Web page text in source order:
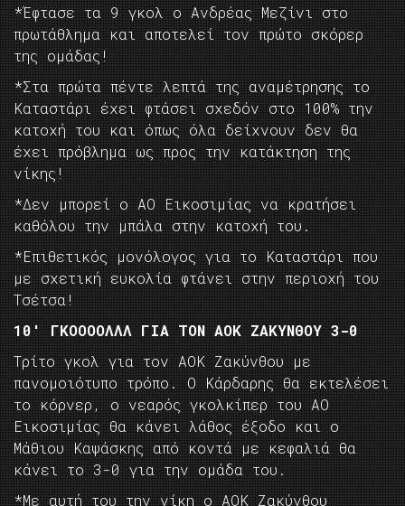
*Έφτασε τα 9 γκολ ο Ανδρέας Μεζίνι στο
πρωτάθλημα και αποτελεί τον πρώτο σκόρερ
της ομάδας!
*Στα πρώτα πέντε λεπτά της αναμέτρησης το
Καταστάρι έχει φτάσει σχεδόν στο 100% την
κατοχή του και όπως όλα δείχνουν δεν θα
έχει πρόβλημα ως προς την κατάκτηση της
νίκης!
*Δεν μπορεί ο ΑΟ Εικοσιμίας να κρατήσει
καθόλου την μπάλα στην κατοχή του.
*Επιθετικός μονόλογος για το Καταστάρι που
με σχετική ευκολία φτάνει στην περιοχή του
Τσέτσα!
10′ ΓΚΟΟΟΟΛΛΛ ΓΙΑ ΤΟΝ ΑΟΚ ΖΑΚΥΝΘΟΥ 3-0
Τρίτο γκολ για τον ΑΟΚ Ζακύνθου με
πανομοιότυπο τρόπο. Ο Κάρδαρης θα εκτελέσει
το κόρνερ, ο νεαρός γκολκίπερ του ΑΟ
Εικοσιμίας θα κάνει λάθος έξοδο και ο
Μάθιου Καψάσκης από κοντά με κεφαλιά θα
κάνει το 3-0 για την ομάδα του.
*Με αυτή του την νίκη ο ΑΟΚ Ζακύνθου